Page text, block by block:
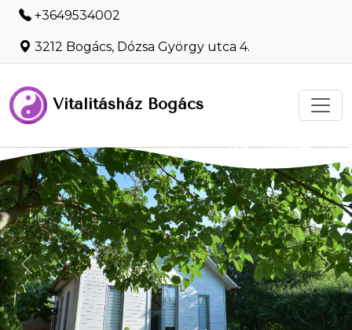
+3649534002
3212 Bogács, Dózsa György utca 4.
Vitalitásház Bogács
-
Previous